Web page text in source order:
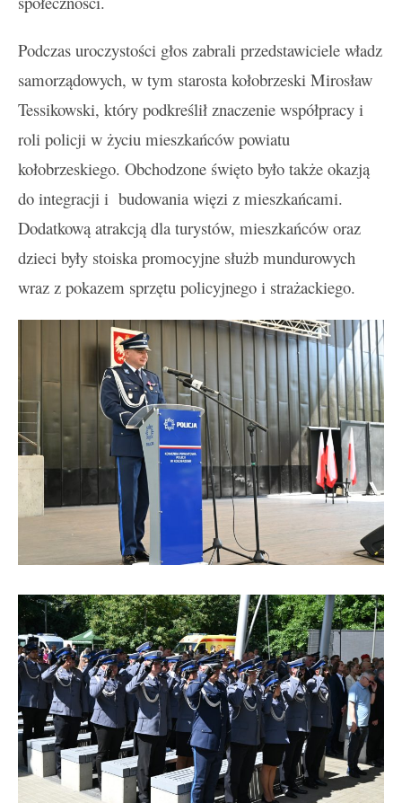
Podczas uroczystości głos zabrali przedstawiciele władz
samorządowych, w tym starosta kołobrzeski Mirosław
Tessikowski, który podkreślił znaczenie współpracy i
roli policji w życiu mieszkańców powiatu
kołobrzeskiego. Obchodzone święto było także okazją
do integracji i budowania więzi z mieszkańcami.
Dodatkową atrakcją dla turystów, mieszkańców oraz
dzieci były stoiska promocyjne służb mundurowych
wraz z pokazem sprzętu policyjnego i strażackiego.